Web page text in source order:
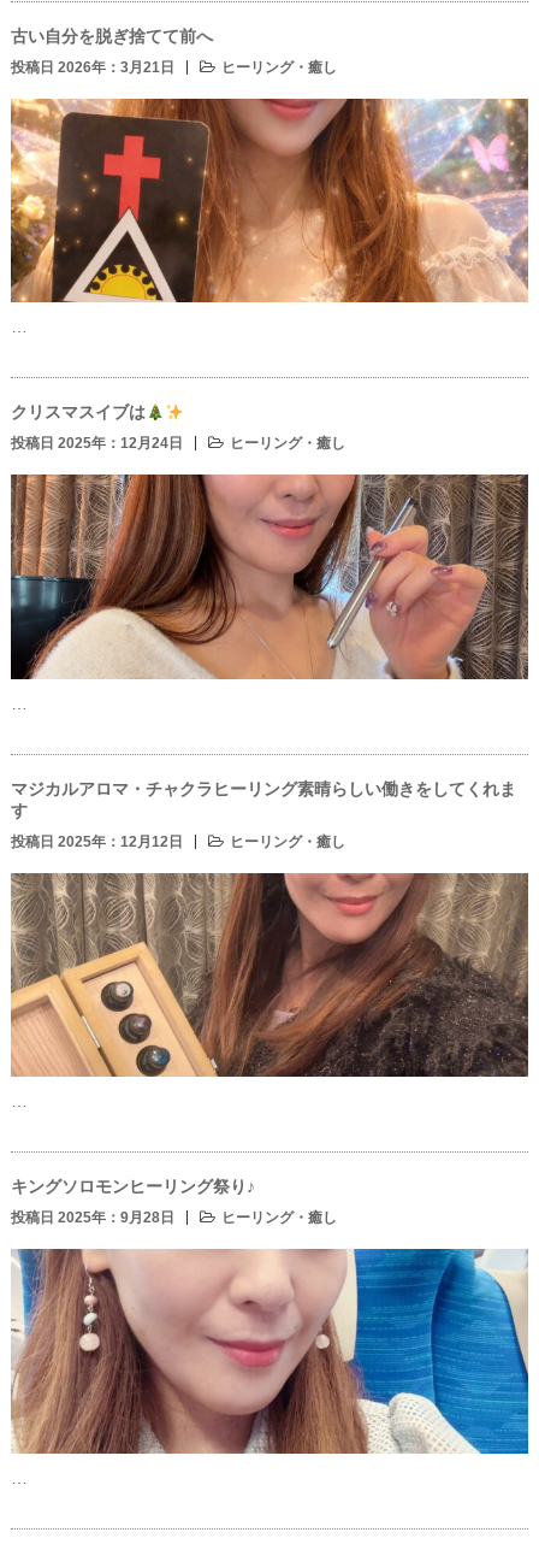
古い自分を脱ぎ捨てて前へ
投稿日 2026年：3月21日 ヒーリング・癒し
…
クリスマスイブは
投稿日 2025年：12月24日 ヒーリング・癒し
マジカルアロマ・チャクラヒーリング素晴らしい働きをしてくれま
す
投稿日 2025年：12月12日 ヒーリング・癒し
キングソロモンヒーリング祭り♪
投稿日 2025年：9月28日 ヒーリング・癒し